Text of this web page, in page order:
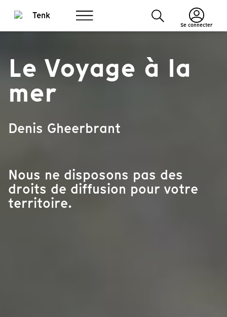
Se connecter
Le Voyage à la
mer
Denis Gheerbrant
Nous ne disposons pas des
droits de diffusion pour votre
territoire.